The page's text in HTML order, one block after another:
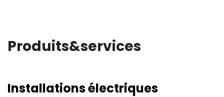
Produits&services
Installations électriques